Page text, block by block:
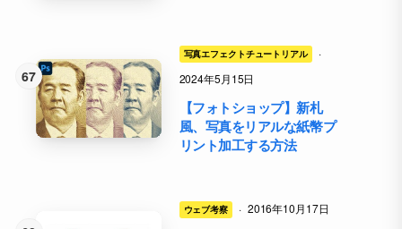
写真エフェクトチュートリアル
·
2024年5月15日
【フォトショップ】新札
風、写真をリアルな紙幣プ
リント加工する方法
ウェブ考察 · 2016年10月17日